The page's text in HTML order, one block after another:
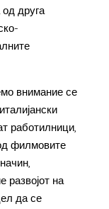
друга
внимание се
работилници,
филмовите
развојот на
да се